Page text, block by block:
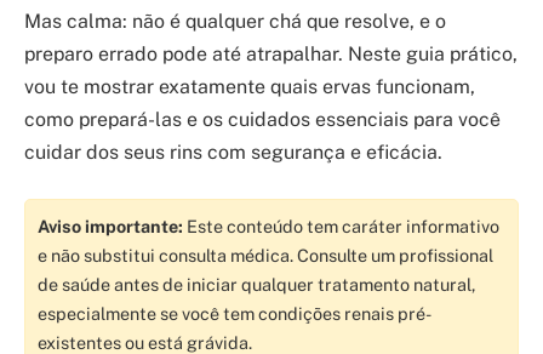
Mas calma: não é qualquer chá que resolve, e o
preparo errado pode até atrapalhar. Neste guia prático,
vou te mostrar exatamente quais ervas funcionam,
como prepará-las e os cuidados essenciais para você
cuidar dos seus rins com segurança e eficácia.
Aviso importante: Este conteúdo tem caráter informativo
e não substitui consulta médica. Consulte um profissional
de saúde antes de iniciar qualquer tratamento natural,
especialmente se você tem condições renais pré-
existentes ou está grávida.